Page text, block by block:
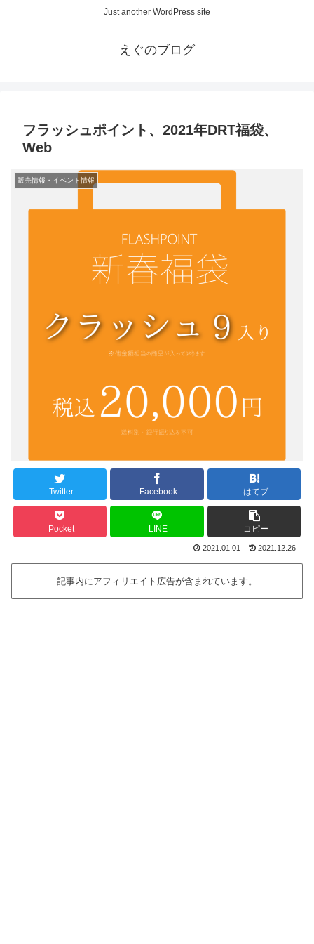
Just another WordPress site
えぐのブログ
フラッシュポイント、2021年DRT福袋、
Web
販売情報・イベント情報
Twitter Facebook はてブ
Pocket LINE コピー
2021.01.01 2021.12.26
記事内にアフィリエイト広告が含まれています。